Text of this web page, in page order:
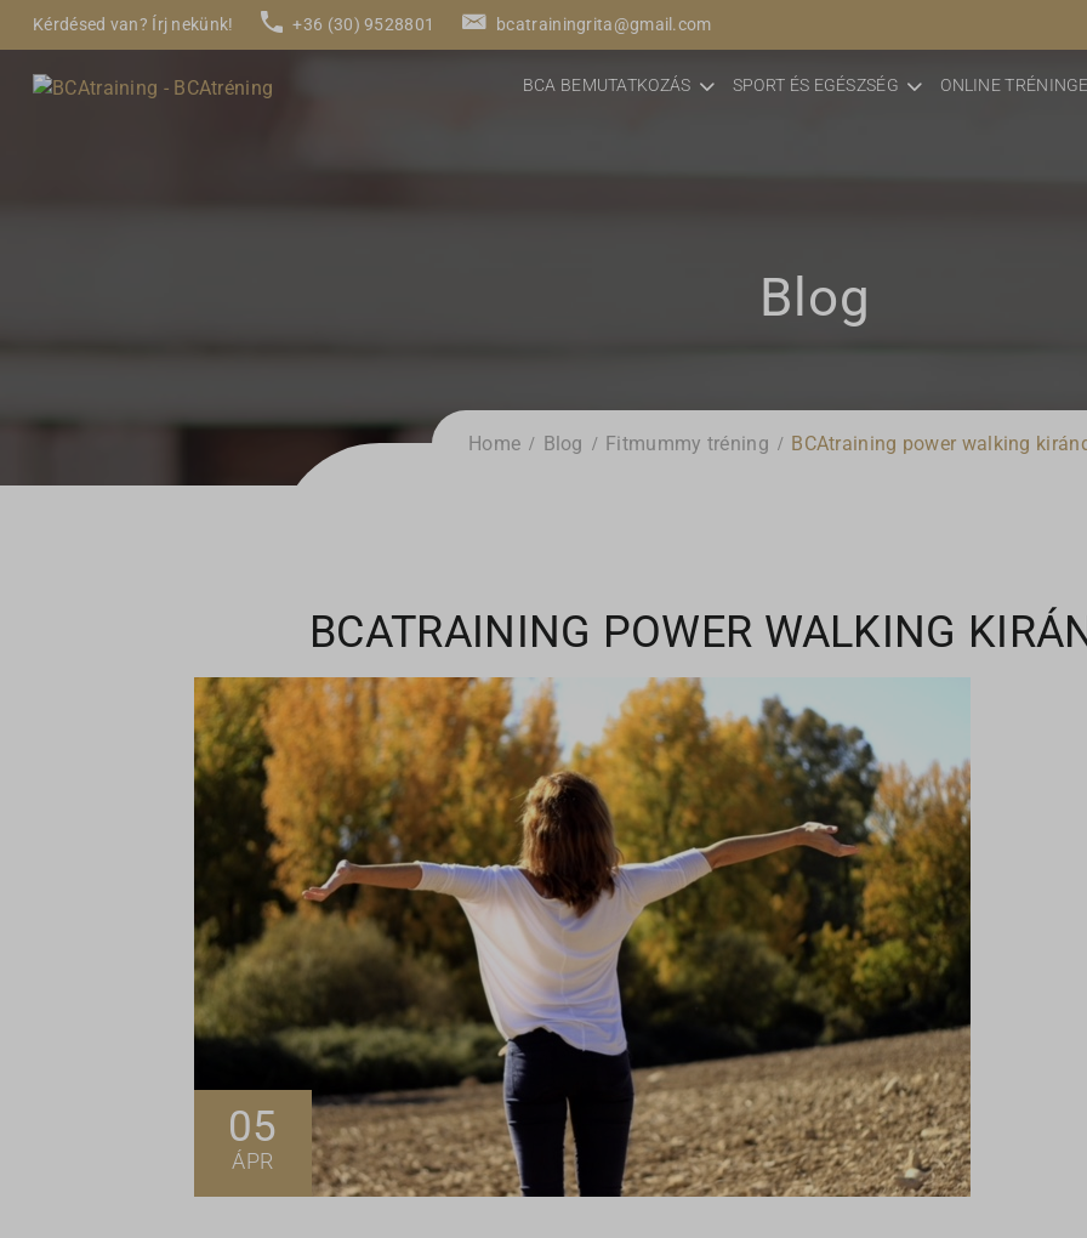
Kérdésed van? Írj nekünk! +36 (30) 9528801 bcatrainingrita@gmail.com
BCA BEMUTATKOZÁS SPORT ÉS EGÉSZSÉG ONLINE
Blog
Home Blog Fitmummy tréning BCAtraining power walking
BCATRAINING POWER WALKING
05
ÁPR